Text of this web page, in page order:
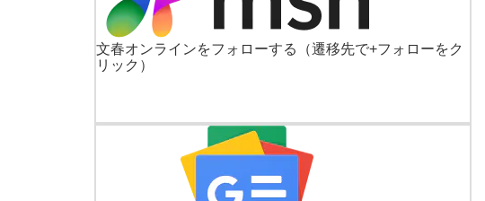
文春オンラインをフォローする
（遷移先で+フォローをク
リック）